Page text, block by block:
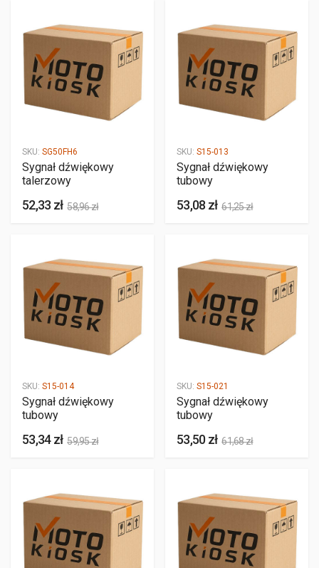
SKU: SG50FH6
Sygnał dźwiękowy
talerzowy
52,33 zł 58,96 zł
SKU: S15-013
Sygnał dźwiękowy
tubowy
53,08 zł 61,25 zł
SKU: S15-014
Sygnał dźwiękowy
tubowy
53,34 zł 59,95 zł
SKU: S15-021
Sygnał dźwiękowy
tubowy
53,50 zł 61,68 zł